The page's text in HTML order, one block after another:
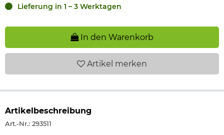
Lieferung in 1 – 3 Werktagen
In den Warenkorb
Artikel merken
Artikelbeschreibung
Art.-Nr.: 293511